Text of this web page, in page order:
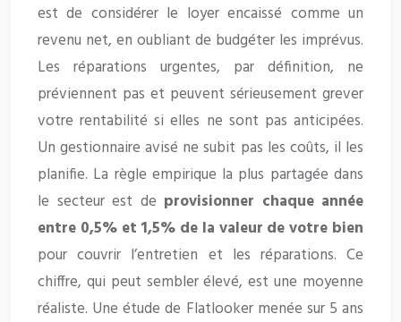
est de considérer le loyer encaissé comme un
revenu net, en oubliant de budgéter les imprévus.
Les réparations urgentes, par définition, ne
préviennent pas et peuvent sérieusement grever
votre rentabilité si elles ne sont pas anticipées.
Un gestionnaire avisé ne subit pas les coûts, il les
planifie. La règle empirique la plus partagée dans
le secteur est de provisionner chaque année
entre 0,5% et 1,5% de la valeur de votre bien
pour couvrir l’entretien et les réparations. Ce
chiffre, qui peut sembler élevé, est une moyenne
réaliste. Une étude de Flatlooker menée sur 5 ans